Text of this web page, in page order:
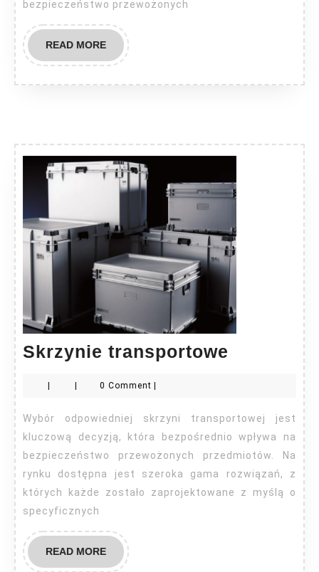
bezpieczeństwo przewożonych
READ MOREREAD
MORE
Skrzynie transportowe Skrzynie
| | 0 Comment |
Wybór odpowiedniej skrzyni transportowej jest
kluczową decyzją, która bezpośrednio wpływa na
bezpieczeństwo przewożonych przedmiotów. Na
rynku dostępna jest szeroka gama rozwiązań, z
których każde zostało zaprojektowane z myślą o
specyficznych
READ MOREREAD
MORE